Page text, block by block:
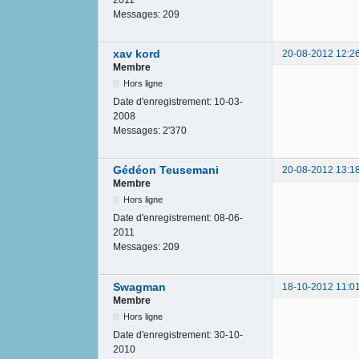
Messages: 209
xav kord
20-08-2012
Membre
Hors ligne
Date d'enregistrement: 10-03-
2008
Messages: 2'370
Gédéon Teusemani
20-08-2012
Membre
Hors ligne
Date d'enregistrement: 08-06-
2011
Messages: 209
Swagman
18-10-2012
Membre
Hors ligne
Date d'enregistrement: 30-10-
2010